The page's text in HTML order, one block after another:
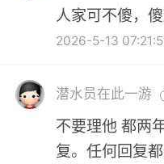
人家可不傻，
2026-5-13
潜水员在此一游
不要理他 都两
复。任何回复